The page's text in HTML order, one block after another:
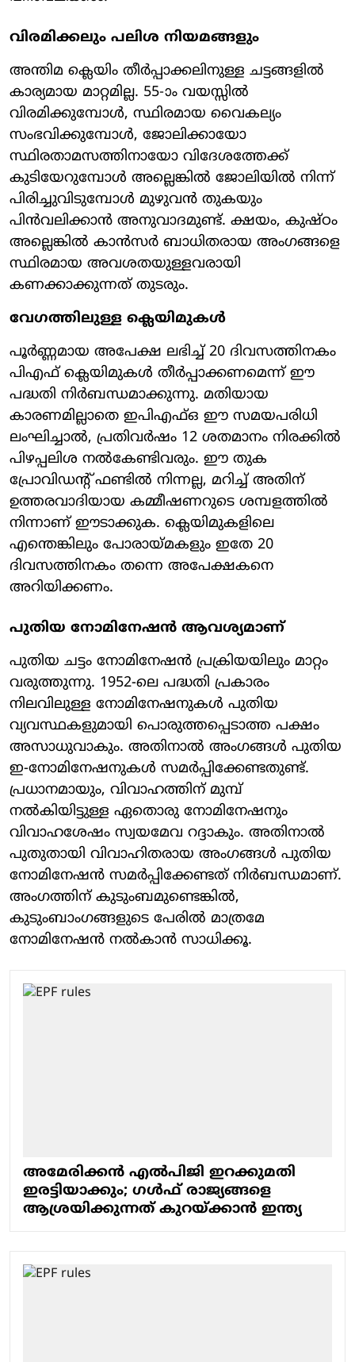
വിരമിക്കലും പലിശ നിയമങ്ങളും
അന്തിമ ക്ലെയിം തീര്‍പ്പാക്കലിനുള്ള ചട്ടങ്ങളില്‍
കാര്യമായ മാറ്റമില്ല. 55-ാം വയസ്സില്‍
വിരമിക്കുമ്പോള്‍, സ്ഥിരമായ വൈകല്യം
സംഭവിക്കുമ്പോള്‍, ജോലിക്കായോ
സ്ഥിരതാമസത്തിനായോ വിദേശത്തേക്ക്
കുടിയേറുമ്പോള്‍ അല്ലെങ്കില്‍ ജോലിയില്‍ നിന്ന്
പിരിച്ചുവിടുമ്പോള്‍ മുഴുവന്‍ തുകയും
പിന്‍വലിക്കാന്‍ അനുവാദമുണ്ട്. ക്ഷയം, കുഷ്ഠം
അല്ലെങ്കില്‍ കാന്‍സര്‍ ബാധിതരായ അംഗങ്ങളെ
സ്ഥിരമായ അവശതയുള്ളവരായി
കണക്കാക്കുന്നത് തുടരും.
വേഗത്തിലുള്ള ക്ലെയിമുകള്‍
പൂര്‍ണ്ണമായ അപേക്ഷ ലഭിച്ച് 20 ദിവസത്തിനകം
പിഎഫ് ക്ലെയിമുകള്‍ തീര്‍പ്പാക്കണമെന്ന് ഈ
പദ്ധതി നിര്‍ബന്ധമാക്കുന്നു. മതിയായ
കാരണമില്ലാതെ ഇപിഎഫ്ഒ ഈ സമയപരിധി
ലംഘിച്ചാല്‍, പ്രതിവര്‍ഷം 12 ശതമാനം നിരക്കില്‍
പിഴപ്പലിശ നല്‍കേണ്ടിവരും. ഈ തുക
പ്രോവിഡന്റ് ഫണ്ടില്‍ നിന്നല്ല, മറിച്ച് അതിന്
ഉത്തരവാദിയായ കമ്മീഷണറുടെ ശമ്പളത്തില്‍
നിന്നാണ് ഈടാക്കുക. ക്ലെയിമുകളിലെ
എന്തെങ്കിലും പോരായ്മകളും ഇതേ 20
ദിവസത്തിനകം തന്നെ അപേക്ഷകനെ
അറിയിക്കണം.
പുതിയ നോമിനേഷന്‍ ആവശ്യമാണ്
പുതിയ ചട്ടം നോമിനേഷന്‍ പ്രക്രിയയിലും മാറ്റം
വരുത്തുന്നു. 1952-ലെ പദ്ധതി പ്രകാരം
നിലവിലുള്ള നോമിനേഷനുകള്‍ പുതിയ
വ്യവസ്ഥകളുമായി പൊരുത്തപ്പെടാത്ത പക്ഷം
അസാധുവാകും. അതിനാല്‍ അംഗങ്ങള്‍ പുതിയ
ഇ-നോമിനേഷനുകള്‍ സമര്‍പ്പിക്കേണ്ടതുണ്ട്.
പ്രധാനമായും, വിവാഹത്തിന് മുമ്പ്
നല്‍കിയിട്ടുള്ള ഏതൊരു നോമിനേഷനും
വിവാഹശേഷം സ്വയമേവ റദ്ദാകും. അതിനാല്‍
പുതുതായി വിവാഹിതരായ അംഗങ്ങള്‍ പുതിയ
നോമിനേഷന്‍ സമര്‍പ്പിക്കേണ്ടത് നിര്‍ബന്ധമാണ്.
അംഗത്തിന് കുടുംബമുണ്ടെങ്കില്‍,
കുടുംബാംഗങ്ങളുടെ പേരില്‍ മാത്രമേ
നോമിനേഷന്‍ നല്‍കാന്‍ സാധിക്കൂ.
അമേരിക്കന്‍ എല്‍പിജി ഇറക്കുമതി
ഇരട്ടിയാക്കും; ഗള്‍ഫ് രാജ്യങ്ങളെ
ആശ്രയിക്കുന്നത് കുറയ്ക്കാന്‍ ഇന്ത്യ